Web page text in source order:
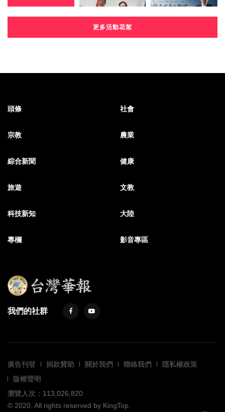
更多活動花絮
頭條 社會
宗教 農業
綜合新聞 健康
旅遊 文教
科技新知 大陸
專欄 影音專區
我們的社群
廣告刊登 捐款贊助 關於我們 聯絡我們
隱私權政策
版權聲明
瀏覽人次：113,026,820
© 2020. All rights reserved by KingTop.